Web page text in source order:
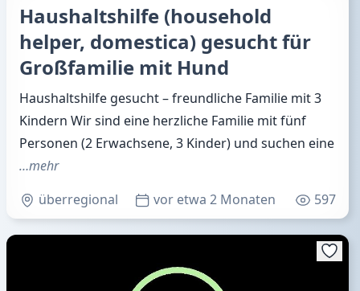
Haushaltshilfe (household
helper, domestica) gesucht für
Großfamilie mit Hund
Haushaltshilfe gesucht – freundliche Familie mit 3
Kindern Wir sind eine herzliche Familie mit fünf
Personen (2 Erwachsene, 3 Kinder) und suchen eine
…mehr
überregional
vor etwa 2 Monaten 597